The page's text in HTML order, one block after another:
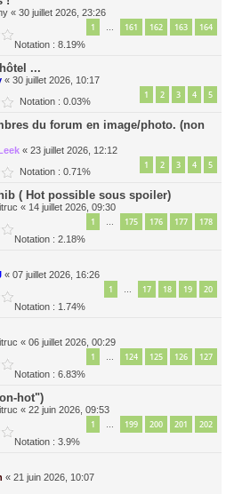
« 30 juillet 2026, 23:26
1 … 161 162 163 164
Notation : 8.19%
...
« 30 juillet 2026, 10:17
1 2 3 4 5
Notation : 0.03%
du forum en image/photo. (non
« 23 juillet 2026, 12:12
1 2 3 4 5
Notation : 0.71%
( Hot possible sous spoiler)
« 14 juillet 2026, 09:30
1 … 175 176 177 178
Notation : 2.18%
« 07 juillet 2026, 16:26
1 … 17 18 19 20
Notation : 1.74%
« 06 juillet 2026, 00:29
1 … 124 125 126 127
Notation : 6.83%
hot")
« 22 juin 2026, 09:53
1 … 199 200 201 202
Notation : 3.9%
« 21 juin 2026, 10:07